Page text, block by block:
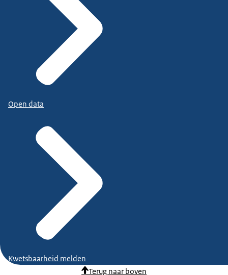
Open data
Kwetsbaarheid melden
Terug naar boven